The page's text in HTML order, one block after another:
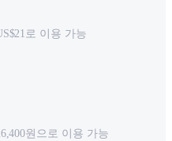
로 이용 가능
원으로 이용 가능